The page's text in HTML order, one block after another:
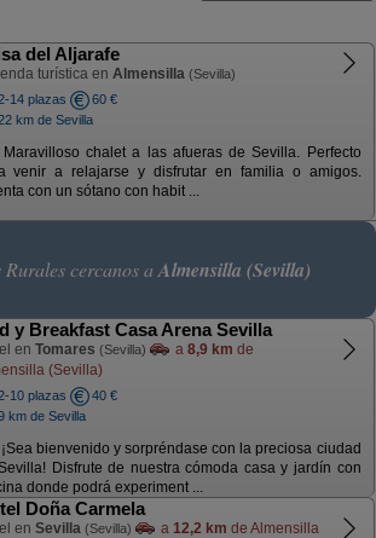
del Aljarafe
turística en Almensilla (Sevilla)
14 plazas
60 €
km de Sevilla
Maravilloso chalet a las afueras de Sevilla. Perfecto
venir a relajarse y disfrutar en familia o amigos.
con un sótano con habit ...
cercanos a Almensilla (Sevilla)
y Breakfast Casa Arena Sevilla
en Tomares (Sevilla) a 8,9 km de
(Sevilla)
10 plazas
40 €
km de Sevilla
¡Sea bienvenido y sorpréndase con la preciosa ciudad
Disfrute de nuestra cómoda casa y jardín con
donde podrá experiment ...
Doña Carmela
en Sevilla (Sevilla) a 12,2 km de Almensilla